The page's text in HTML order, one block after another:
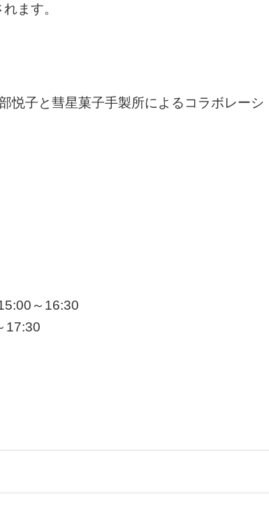
ます。
悦子と彗星菓子手製所によるコラボレーシ
～16:30
17:30